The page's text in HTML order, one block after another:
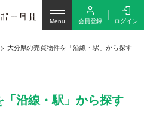
Menu 会員登録 ログイン
大分県の売買物件を「沿線・駅」から探す
沿線・駅」から探す